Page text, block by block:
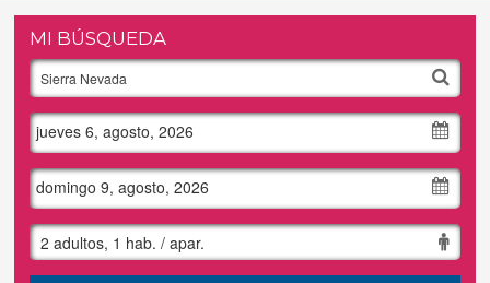
Inicio
Destinos
Hoteles
Grupos
MI BÚSQUEDA
jueves 6, agosto, 2026
domingo 9, agosto, 2026
2 adultos, 1 hab. / apar.